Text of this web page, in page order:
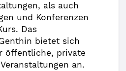
als auch
und Konferenzen
Das
bietet sich
öffentliche, private
an.